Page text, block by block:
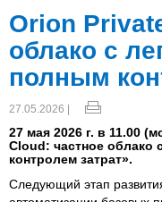
Orion
облако с
полным
27.05.2026 |
27 мая 2026 г. в 11.00
Cloud: частное облако
контролем затрат».
Следующий этап